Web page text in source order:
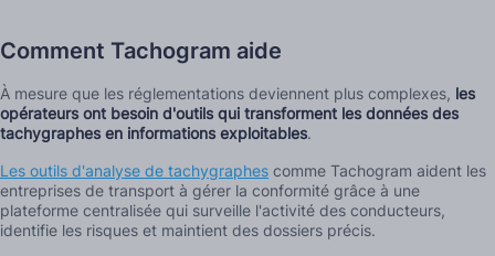
Comment Tachogram aide
À mesure que les réglementations deviennent plus complexes, les
opérateurs ont besoin d'outils qui transforment les données des
tachygraphes en informations exploitables.
Les outils d'analyse de tachygraphes comme Tachogram aident les
entreprises de transport à gérer la conformité grâce à une
plateforme centralisée qui surveille l'activité des conducteurs,
identifie les risques et maintient des dossiers précis.